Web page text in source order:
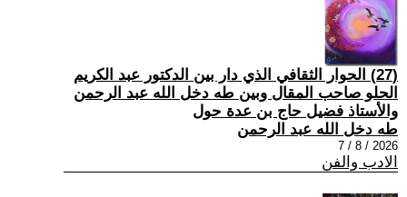
(27) الحوار الثقافي الذي دار بين الدكتور عبد الكريم
الحلو صاحب المقال وبين طه دخل الله عبد الرحمن
والأستاذ فضيل حاج بن عدة حول
طه دخل الله عبد الرحمن
2026 / 8 / 7
الادب والفن